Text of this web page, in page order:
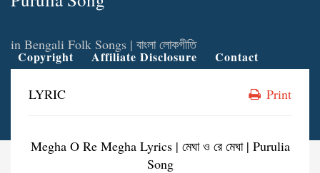
Copyright Affiliate Disclosure Contact
in Bengali Folk Songs | বাংলা লোকগীতি
LYRIC Print
Megha O Re Megha Lyrics | মেঘা ও রে মেঘা | Purulia
Song